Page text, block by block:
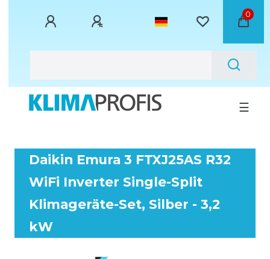
0
☰
Daikin Emura 3 FTXJ25AS R32
WiFi Inverter Single-Split
Klimageräte-Set, Silber - 3,2
kW